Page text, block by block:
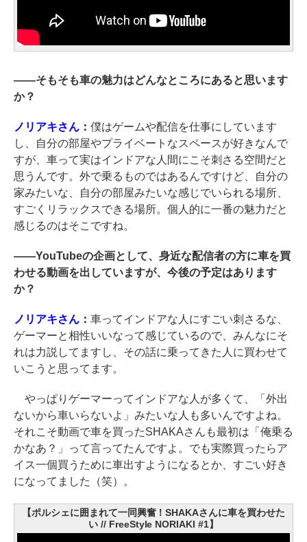
――そもそも車の魅力はどんなところにあると思います
か？
ノリアキさん： 僕はゲームや配信を仕事にしています
し、自分の部屋やプライベートなスペースが好きなんで
すが、車って実はインドアな人間にこそ刺さる空間だと
思うんです。外で乗るものではあるんですけど、自分の
家みたいな、自分の部屋みたいな感じでいられる場所、
すごくリラックスできる場所。個人的に一番の魅力だと
感じるのはそこですね。
――YouTubeの企画として、身近な配信者の方に車を買
わせる動画を出していますが、今後の予定はあります
か？
ノリアキさん： 車ってインドアな人にすごい刺さるな、
ゲーマーと相性いいなって感じているので、みんなにそ
れは力説してますし、その話に乗ってきた人に買わせて
いこうと思ってます。
やっぱりゲーマーってインドアな人が多くて、「外出
ないから車いらないよ」みたいな人も多いんですよね。
それこそ動画で車を買ったSHAKAさんも最初は「俺乗る
かなあ？」って言ってたんですよ。でも実際買ったらア
イス一個買うために車出すようになるとか、すごい好き
になってました（笑）。
【ポルシェに囲まれて一同興奮！SHAKAさんに車を買わせた
い // FreeStyle NORIAKI #1】